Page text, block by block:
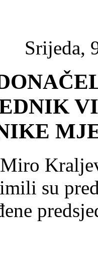
Srijeda,
su